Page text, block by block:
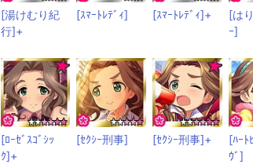
[湯けむり紀
行]+
[ｽﾏｰﾄﾚﾃﾞｨ] [ｽﾏｰﾄﾚﾃﾞｨ]+
[は
ｰ]
[ﾛｰｾﾞｽｺﾞｼｯ
ｸ]+
[ｾｸｼｰ刑事] [ｾｸｼｰ刑事]+
[ﾊｰﾄ
ｳﾞ]